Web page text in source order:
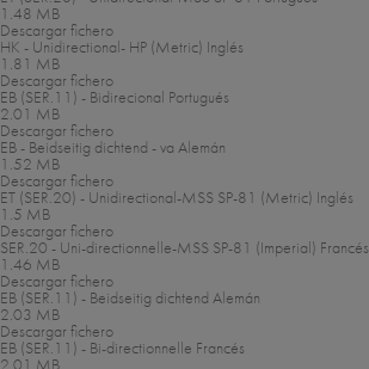
1.48 MB
Descargar fichero
HK - Unidirectional- HP (Metric) Inglés
1.81 MB
Descargar fichero
EB (SER.11) - Bidirecional Portugués
2.01 MB
Descargar fichero
EB - Beidseitig dichtend - va Alemán
1.52 MB
Descargar fichero
ET (SER.20) - Unidirectional-MSS SP-81 (Metric) Inglés
1.5 MB
Descargar fichero
SER.20 - Uni-directionnelle-MSS SP-81 (Imperial) Francés
1.46 MB
Descargar fichero
EB (SER.11) - Beidseitig dichtend Alemán
2.03 MB
Descargar fichero
EB (SER.11) - Bi-directionnelle Francés
2.01 MB